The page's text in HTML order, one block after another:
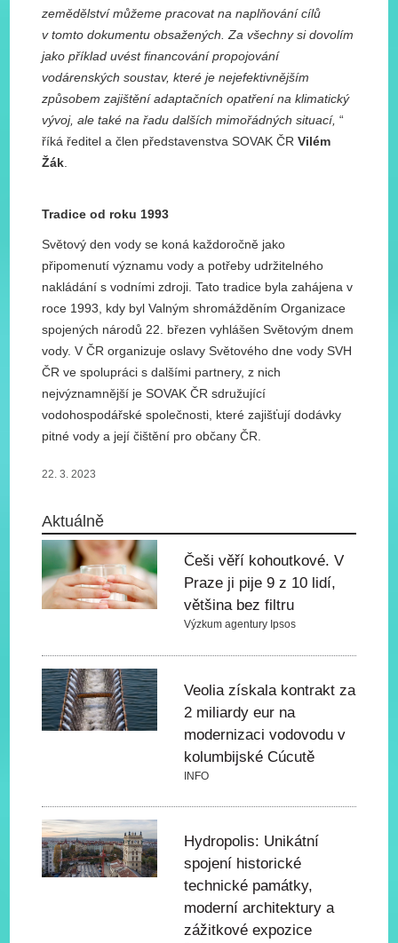
zemědělství můžeme pracovat na naplňování cílů
v tomto dokumentu obsažených. Za všechny si dovolím
jako příklad uvést financování propojování
vodárenských soustav, které je nejefektivnějším
způsobem zajištění adaptačních opatření na klimatický
vývoj, ale také na řadu dalších mimořádných situací,“
říká ředitel a člen představenstva SOVAK ČRVilém
Žák
Tradice od roku 1993
Světový den vody se koná každoročně jako
připomenutí významu vody a potřeby udržitelného
nakládání s vodními zdroji. Tato tradice byla zahájena v
roce 1993, kdy byl Valným shromážděním Organizace
spojených národů 22. březen vyhlášen Světovým dnem
vody. V ČR organizuje oslavy Světového dne vody SVH
ČR ve spolupráci s dalšími partnery, z nich
nejvýznamnější je SOVAK ČR sdružující
vodohospodářské společnosti, které zajišťují dodávky
pitné vody a její čištění pro občany ČR.
22. 3. 2023
Aktuálně
Češi věří kohoutkové. V
Praze ji pije 9 z 10 lidí,
většina bez filtru
Výzkum agentury Ipsos
Veolia získala kontrakt za
2 miliardy eur na
modernizaci vodovodu v
kolumbijské Cúcutě
INFO
Hydropolis: Unikátní
spojení historické
technické památky,
moderní architektury a
zážitkové expozice